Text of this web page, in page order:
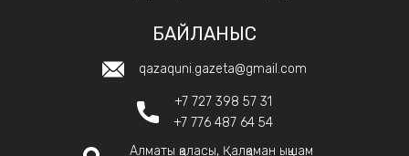
БАЙЛАНЫС
qazaquni.gazeta@gmail.com
+7 727 398 57 31
+7 776 487 64 54
Алматы қаласы, Қалқаман ықшам